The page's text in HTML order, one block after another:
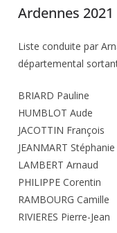
Ardennes 2021
Liste conduite par
départemental
BRIARD Pauline
HUMBLOT Aude
JACOTTIN François
JEANMART Stéphanie
LAMBERT Arnaud
PHILIPPE Corentin
RAMBOURG Camille
RIVIERES Pierre-Jean